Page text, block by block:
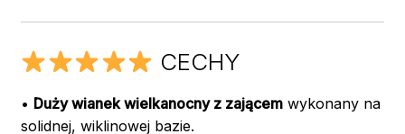
CECHY
• Duży wianek wielkanocny z zającemwykonany na
solidnej, wiklinowej bazie.